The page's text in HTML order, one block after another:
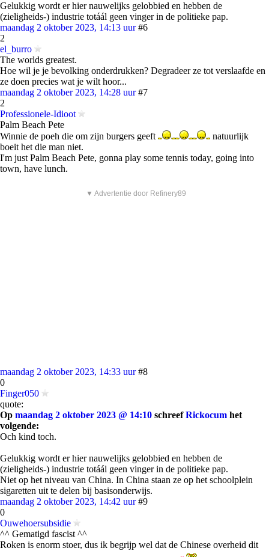
Gelukkig wordt er hier nauwelijks gelobbied en hebben de
(zieligheids-) industrie totáál geen vinger in de politieke pap.
maandag 2 oktober 2023, 14:13 uur #6
2
el_burro
The worlds greatest.
Hoe wil je je bevolking onderdrukken? Degradeer ze tot verslaafde en
ze doen precies wat je wilt hoor...
maandag 2 oktober 2023, 14:28 uur #7
2
Professionele-Idioot
Palm Beach Pete
Winnie de poeh die om zijn burgers geeft
natuurlijk
boeit het die man niet.
I'm just Palm Beach Pete, gonna play some tennis today, going into
town, have lunch.
▼ Advertentie door Refinery89
maandag 2 oktober 2023, 14:33 uur #8
0
Finger050
quote:
Op maandag 2 oktober 2023 @ 14:10 schreefRickocum het
volgende:
Och kind toch.
Gelukkig wordt er hier nauwelijks gelobbied en hebben de
(zieligheids-) industrie totáál geen vinger in de politieke pap.
Niet op het niveau van China. In China staan ze op het schoolplein
sigaretten uit te delen bij basisonderwijs.
maandag 2 oktober 2023, 14:42 uur #9
0
Ouwehoersubsidie
^^ Gematigd fascist ^^
Roken is enorm stoer, dus ik begrijp wel dat de Chinese overheid dit